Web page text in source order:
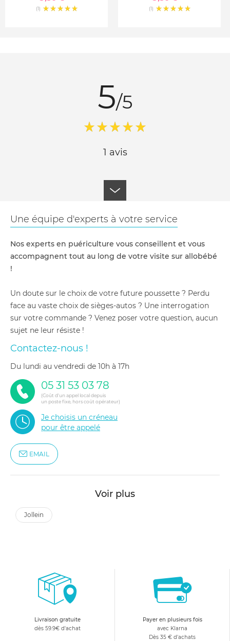
(1) (1)
5/5
1 avis
Une équipe d'experts à votre service
Nos experts en puériculture vous conseillent et vous
accompagnent tout au long de votre visite sur allobébé
!
Un doute sur le choix de votre future poussette ? Perdu
face au vaste choix de sièges-autos ? Une interrogation
sur votre commande ? Venez poser votre question, aucun
sujet ne leur résiste !
Contactez-nous !
du lundi au vendredi de 10h à 17h
05 31 53 03 78
(Coût d'un appel local depuis
un poste fixe, hors coût opérateur)
Je choisis un créneau
pour être appelé
EMAIL
Voir plus
jollein
Livraison gratuite
dès 59.9€ d'achat
Payer en plusieurs fois
avec Klarna
Dès 35 € d'achats